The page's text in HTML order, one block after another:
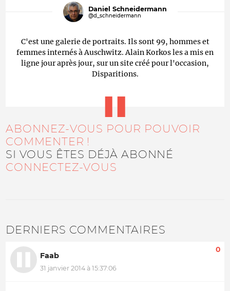
Daniel Schneidermann
@d_schneidermann
C'est une galerie de portraits. Ils sont 99, hommes et
femmes internés à Auschwitz. Alain Korkos les a mis en
ligne jour après jour, sur un site créé pour l'occasion,
Disparitions.
ABONNEZ-VOUS POUR POUVOIR
COMMENTER !
SI VOUS ÊTES DÉJÀ ABONNÉ
CONNECTEZ-VOUS
DERNIERS COMMENTAIRES
Faab
31 janvier 2014 à 15:37:06
0